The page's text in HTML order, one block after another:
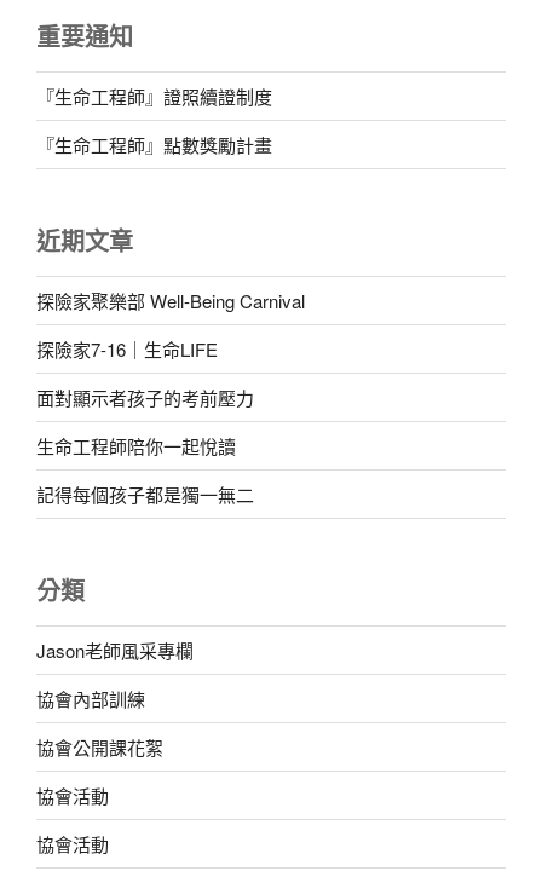
頁
重要通知
『生命工程師』證照續證制度
『生命工程師』點數獎勵計畫
近期文章
探險家聚樂部 Well-Being Carnival
探險家7-16｜生命LIFE
面對顯示者孩子的考前壓力
生命工程師陪你一起悅讀
記得每個孩子都是獨一無二
分類
Jason老師風采專欄
協會內部訓練
協會公開課花絮
協會活動
協會活動